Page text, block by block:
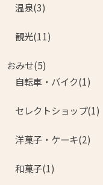
温泉(3)
観光(11)
おみせ(5)
自転車・バイク(1)
セレクトショップ(1)
洋菓子・ケーキ(2)
和菓子(1)